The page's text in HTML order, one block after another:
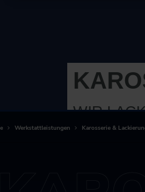
WIR
Werkstattleistungen Karosserie &